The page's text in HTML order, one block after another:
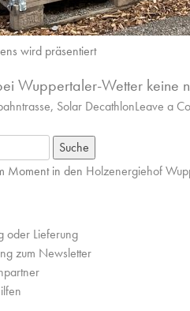
wird präsentiert
Wuppertaler-Wetter keine
, Solar DecathlonLeave a
Moment in den Holzenergiehof
oder Lieferung
zum Newsletter